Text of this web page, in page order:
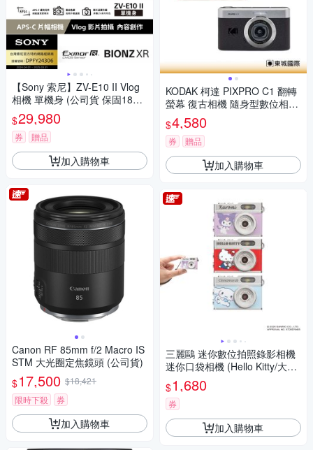
【Sony 索尼】ZV-E10 II Vlog
相機 單機身 (公司貨 保固18+6
個月)
$29,980
券 贈品
加入購物車
Canon RF 85mm f/2 Macro IS
STM 大光圈定焦鏡頭 (公司貨)
$17,500 $18,421
限時下殺
券
加入購物車
KODAK 柯達 PIXPRO C1 翻轉
螢幕 復古相機 隨身型數位相機
+ 32G記憶卡組
$4,580
券 贈品
加入購物車
三麗鷗 迷你數位拍照錄影相機
迷你口袋相機 (Hello Kitty/大耳
狗/酷洛米)
$1,680
券
加入購物車